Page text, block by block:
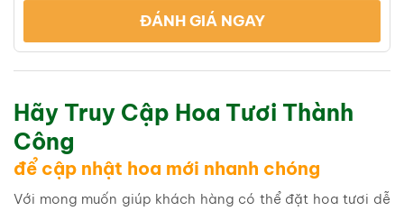
ĐÁNH GIÁ NGAY
Hãy Truy Cập Hoa Tươi Thành
Công
để cập nhật hoa mới nhanh chóng
Với mong muốn giúp khách hàng có thể đặt hoa tươi dễ